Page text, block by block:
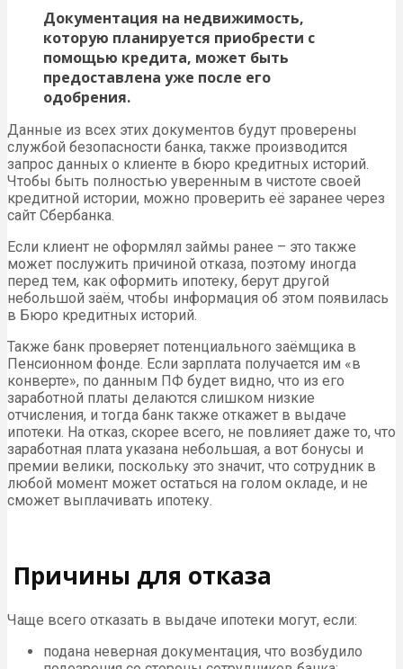
Документация на недвижимость,
которую планируется приобрести с
помощью кредита, может быть
предоставлена уже после его
одобрения.
Данные из всех этих документов будут проверены
службой безопасности банка, также производится
запрос данных о клиенте в бюро кредитных историй.
Чтобы быть полностью уверенным в чистоте своей
кредитной истории, можно проверить её заранее через
сайт Сбербанка.
Если клиент не оформлял займы ранее – это также
может послужить причиной отказа, поэтому иногда
перед тем, как оформить ипотеку, берут другой
небольшой заём, чтобы информация об этом появилась
в Бюро кредитных историй.
Также банк проверяет потенциального заёмщика в
Пенсионном фонде. Если зарплата получается им «в
конверте», по данным ПФ будет видно, что из его
заработной платы делаются слишком низкие
отчисления, и тогда банк также откажет в выдаче
ипотеки. На отказ, скорее всего, не повлияет даже то, что
заработная плата указана небольшая, а вот бонусы и
премии велики, поскольку это значит, что сотрудник в
любой момент может остаться на голом окладе, и не
сможет выплачивать ипотеку.
Причины для отказа
Чаще всего отказать в выдаче ипотеки могут, если:
подана неверная документация, что возбудило